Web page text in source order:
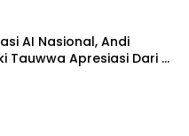
AI Nasional, Andi
Tauwwa Apresiasi Dari